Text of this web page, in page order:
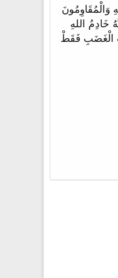
يُقَاوِمُ تَرْتِيبَ اللهِ وَالْمُقَاوِمُونَ
الْحُكَّامَ لَيْسُوا خَوْفاً لِلأَعْمَالِ الصَّالِحَةِ بَلْ لِلشِّرِّيرَةِ. أَفَتُرِيدُ أَنْ لاَ تَخَافَ السُّلْطَانَ؟ افْعَلِ الصَّلاَحَ فَيَكُونَ لَكَ مَدْحٌ مِنْهُ 4 لأَنَّهُ خَادِمُ اللهِ
يَلْزَمُ أَنْ يُخْضَعَ لَهُ لَيْسَ بِسَبَبِ الْغَضَبِ فَقَطْ